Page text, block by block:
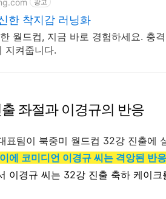
광고
한 착지감 러닝화
월드컵, 지금 바로 경험하세요. 충
지켜줍니다.
좌절과 이경규의 반응
표팀이 북중미 월드컵 32강 진출에
이에 코미디언 이경규 씨는 격앙된 반
이경규 씨는 32강 진출 축하 케이크